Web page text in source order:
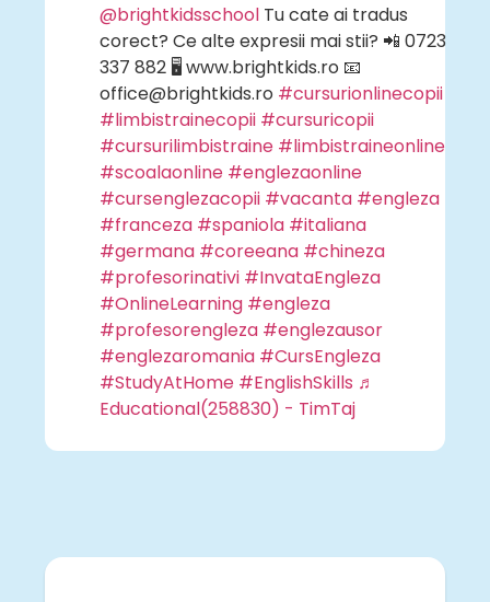
@brightkidsschool Tu cate ai tradus
corect? Ce alte expresii mai stii? 📲 0723
337 882 🖥 www.brightkids.ro 📧
office@brightkids.ro #cursurionlinecopii
#limbistrainecopii #cursuricopii
#cursurilimbistraine #limbistraineonline
#scoalaonline #englezaonline
#cursenglezacopii #vacanta #engleza
#franceza #spaniola #italiana
#germana #coreeana #chineza
#profesorinativi #InvataEngleza
#OnlineLearning #engleza
#profesorengleza #englezausor
#englezaromania #CursEngleza
#StudyAtHome #EnglishSkills ♬
Educational(258830) - TimTaj